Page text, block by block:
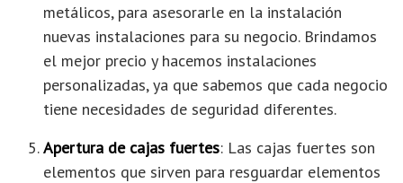
metálicos, para asesorarle en la instalación
nuevas instalaciones para su negocio. Brindamos
el mejor precio y hacemos instalaciones
personalizadas, ya que sabemos que cada negocio
tiene necesidades de seguridad diferentes.
Apertura de cajas fuertes: Las cajas fuertes son
elementos que sirven para resguardar elementos